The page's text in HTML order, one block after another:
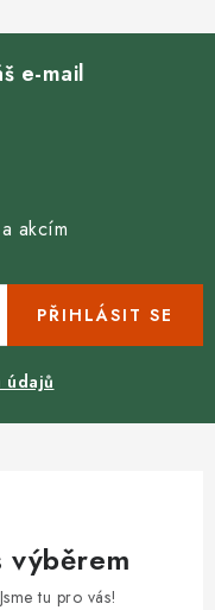
e-mail
akcím
údajů
PŘIHLÁSIT SE
výběrem
tu pro vás!